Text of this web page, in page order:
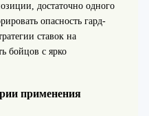
достаточно одного
опасность гард-
ставок на
бойцов с ярко
применения